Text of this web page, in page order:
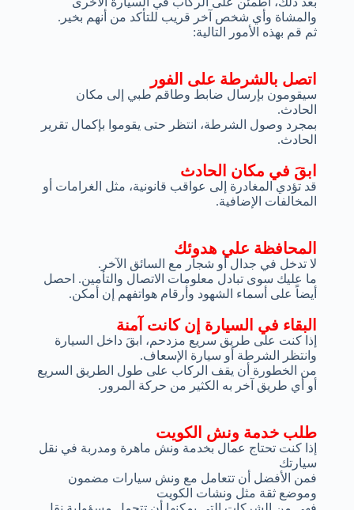
والمشاة وأي شخص آخر قريب للتأكد من أنهم بخير.
ثم قم بهذه الأمور التالية:
ابقَ في مكان الحادث
قد تؤدي المغادرة إلى عواقب قانونية، مثل الغرامات أو
المخالفات الإضافية.
اتصل بالشرطة على الفور
سيقومون بإرسال ضابط وطاقم طبي إلى مكان
الحادث.
بمجرد وصول الشرطة، انتظر حتى يقوموا بإكمال تقرير
الحادث.
البقاء في السيارة إن كانت آمنة
إذا كنت على طريق سريع مزدحم، ابقَ داخل السيارة
وانتظر الشرطة أو سيارة الإسعاف.
من الخطورة أن يقف الركاب على طول الطريق السريع
أو أي طريق آخر به الكثير من حركة المرور.
المحافظة علي هدوئك
لا تدخل في جدال أو شجار مع السائق الآخر.
ما عليك سوى تبادل معلومات الاتصال والتأمين. احصل
أيضاً على أسماء الشهود وأرقام هواتفهم إن أمكن.
طلب خدمة ونش الكويت
إذا كنت تحتاج عمال بخدمة ونش ماهرة ومدربة في نقل
سيارتك
فمن الأفضل أن تتعامل مع ونش سيارات مضمون
وموضع ثقة مثل ونشات الكويت